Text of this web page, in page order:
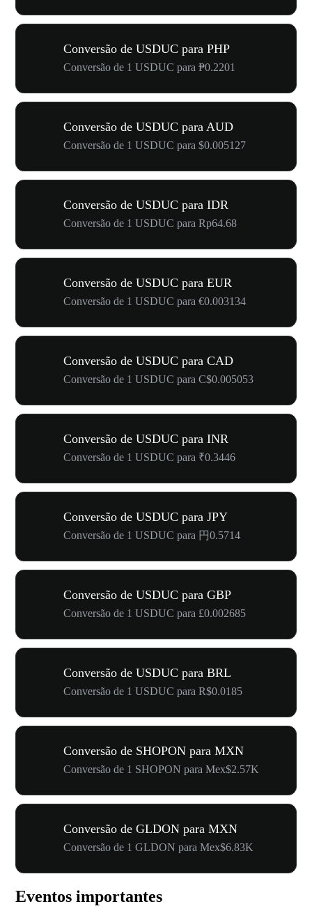
Conversão de USDUC para PHP
Conversão de 1 USDUC para ₱0.2201
Conversão de USDUC para AUD
Conversão de 1 USDUC para $0.005127
Conversão de USDUC para IDR
Conversão de 1 USDUC para Rp64.68
Conversão de USDUC para EUR
Conversão de 1 USDUC para €0.003134
Conversão de USDUC para CAD
Conversão de 1 USDUC para C$0.005053
Conversão de USDUC para INR
Conversão de 1 USDUC para ₹0.3446
Conversão de USDUC para JPY
Conversão de 1 USDUC para 円0.5714
Conversão de USDUC para GBP
Conversão de 1 USDUC para £0.002685
Conversão de USDUC para BRL
Conversão de 1 USDUC para R$0.0185
Conversão de SHOPON para MXN
Conversão de 1 SHOPON para Mex$2.57K
Conversão de GLDON para MXN
Conversão de 1 GLDON para Mex$6.83K
Eventos importantes